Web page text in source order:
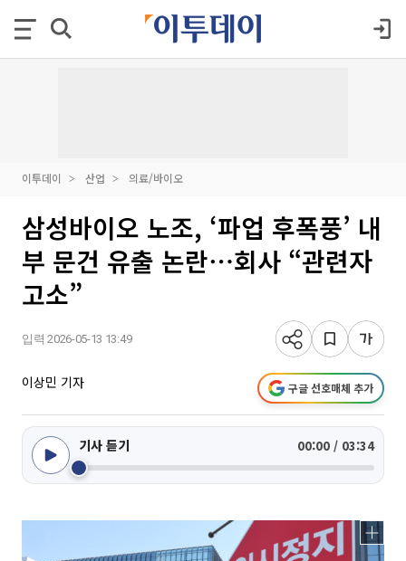
이투데이 산업 의료/바이오
삼성바이오 노조, ‘파업 후폭풍’ 내
부 문건 유출 논란⋯회사 “관련자
고소”
입력 2026-05-13 13:49
이상민 기자 구글 선호매체 추가
기사 듣기 00:00 / 03:34